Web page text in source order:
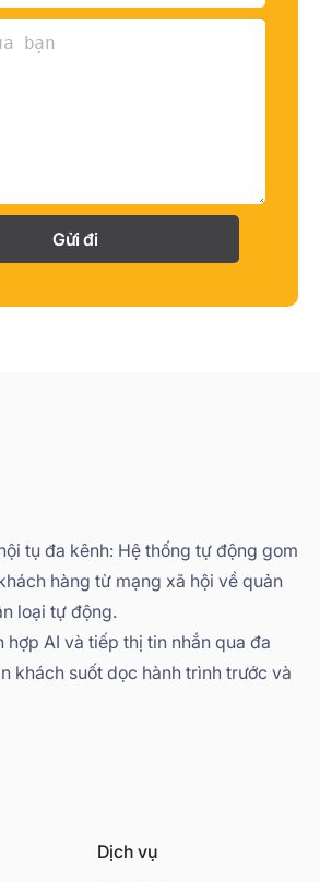
Gửi đi
tụ đa kênh: Hệ thống tự động gom
hàng từ mạng xã hội về quản
loại tự động.
hợp AI và tiếp thị tin nhắn qua đa
khách suốt dọc hành trình trước và
Dịch vụ